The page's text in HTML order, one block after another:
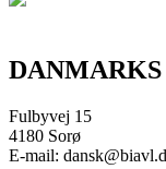
Fulbyvej 15
4180 Sorø
E-mail: